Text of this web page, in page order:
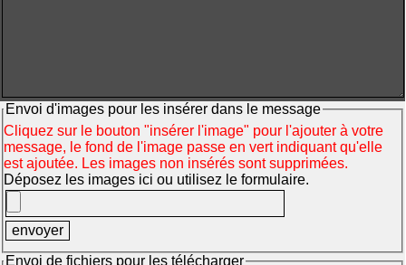
Envoi d'images pour les insérer dans le message
Cliquez sur le bouton "insérer l'image" pour l'ajouter à votre
message, le fond de l'image passe en vert indiquant qu'elle
est ajoutée. Les images non insérés sont supprimées.
Déposez les images ici ou utilisez le formulaire.
Envoi de fichiers pour les télécharger